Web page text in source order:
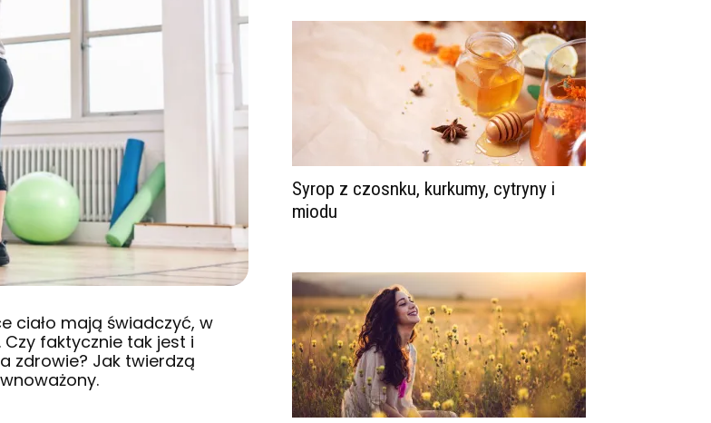
ciało mają świadczyć, w
faktycznie tak jest i
zdrowie? Jak twierdzą
Syrop z czosnku, kurkumy, cytryny i
miodu